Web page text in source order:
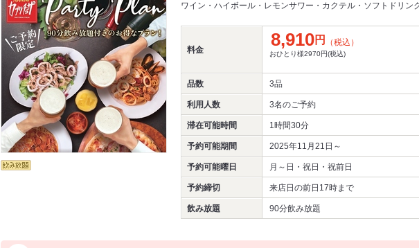
ワイン・ハイボール・レモンサワー・カクテル・ソフトドリン
料金 8,910円 （税込）
おひとり様2970円(税込)
品数 3品
利用人数 3名のご予約
滞在可能時間 1時間30分
予約可能期間 2025年11月21日～
予約可能曜日 月～日・祝日・祝前日
予約締切 来店日の前日17時まで
飲み放題 90分飲み放題